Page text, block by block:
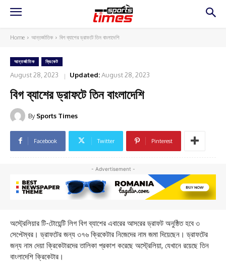
Home আন্তর্জাতিক বিগ ব্যাশের ড্রাফটে তিন বাংলাদেশি
আন্তর্জাতিক ক্রিকেট
August 28, 2023 Updated:August 28, 2023
বিগ ব্যাশের ড্রাফটে তিন বাংলাদেশি
By Sports Times
Facebook Twitter Pinterest
- Advertisement -
অস্ট্রেলিয়ার টি-টোয়েন্টি লিগ বিগ ব্যাশের এবারের আসরের ড্রাফট অনুষ্ঠিত হবে ৩
সেপ্টেম্বর। ড্রাফটের জন্য ৩৭৬ ক্রিকেটার নিজেদের নাম জমা দিয়েছেন। ড্রাফটের
জন্য নাম দেয়া ক্রিকেটারদের তালিকা প্রকাশ করেছে অস্ট্রেলিয়া, যেখানে রয়েছে তিন
বাংলাদেশি ক্রিকেটার।